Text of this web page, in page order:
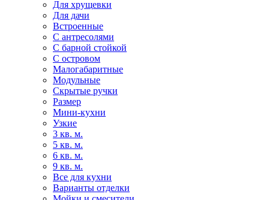
Для хрущевки
Для дачи
Встроенные
С антресолями
С барной стойкой
С островом
Малогабаритные
Модульные
Скрытые ручки
Размер
Мини-кухни
Узкие
3 кв. м.
5 кв. м.
6 кв. м.
9 кв. м.
Все для кухни
Варианты отделки